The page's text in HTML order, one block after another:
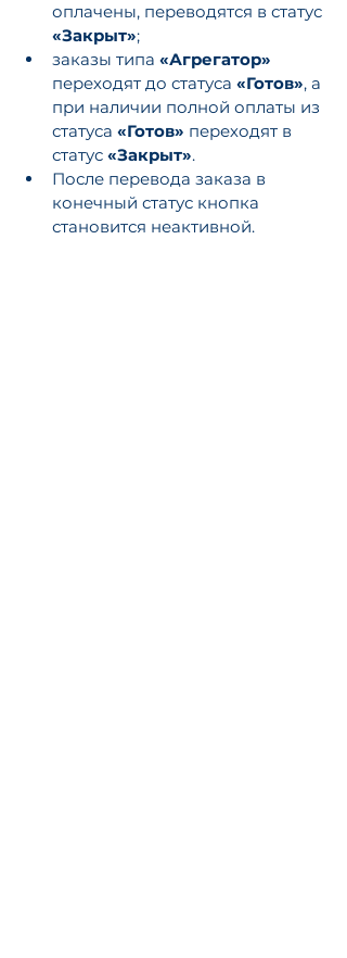
оплачены, переводятся в статус
«Закрыт»;
заказы типа «Агрегатор»
переходят до статуса «Готов», а
при наличии полной оплаты из
статуса «Готов» переходят в
статус «Закрыт».
После перевода заказа в
конечный статус кнопка
становится неактивной.